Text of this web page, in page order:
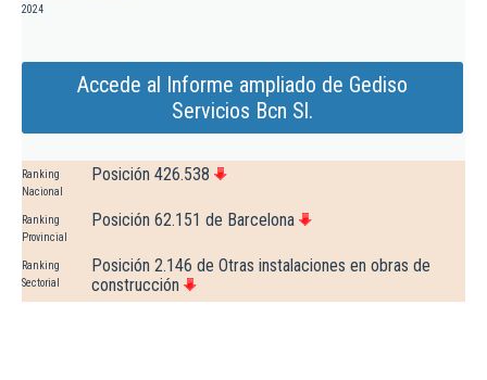
2024
Accede al Informe ampliado de Gediso
Servicios Bcn Sl.
Ranking
Nacional
Posición 426.538
Ranking
Provincial
Posición 62.151 de Barcelona
Ranking
Sectorial
Posición 2.146 de Otras instalaciones en obras de
construcción